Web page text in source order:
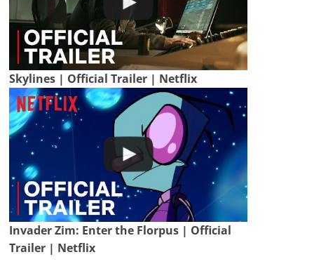
Skylines | Official Trailer | Netflix
Invader Zim: Enter the Florpus | Official
Trailer | Netflix